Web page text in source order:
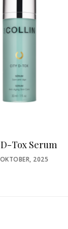
de Réveil by
Medex